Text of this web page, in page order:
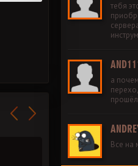
тебя
а
Все на